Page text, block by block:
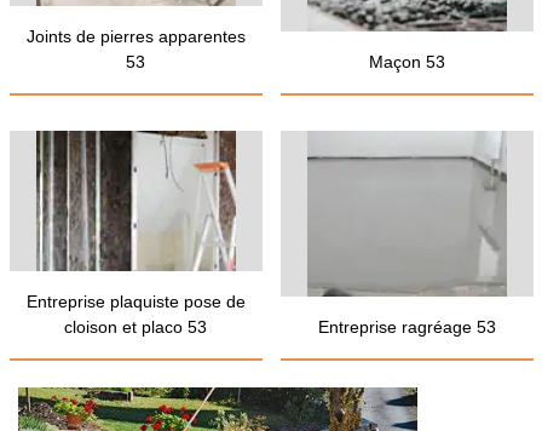
Joints de pierres apparentes
53
Maçon 53
Entreprise plaquiste pose de
cloison et placo 53
Entreprise ragréage 53